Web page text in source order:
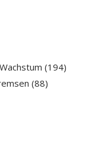
(194)
(88)